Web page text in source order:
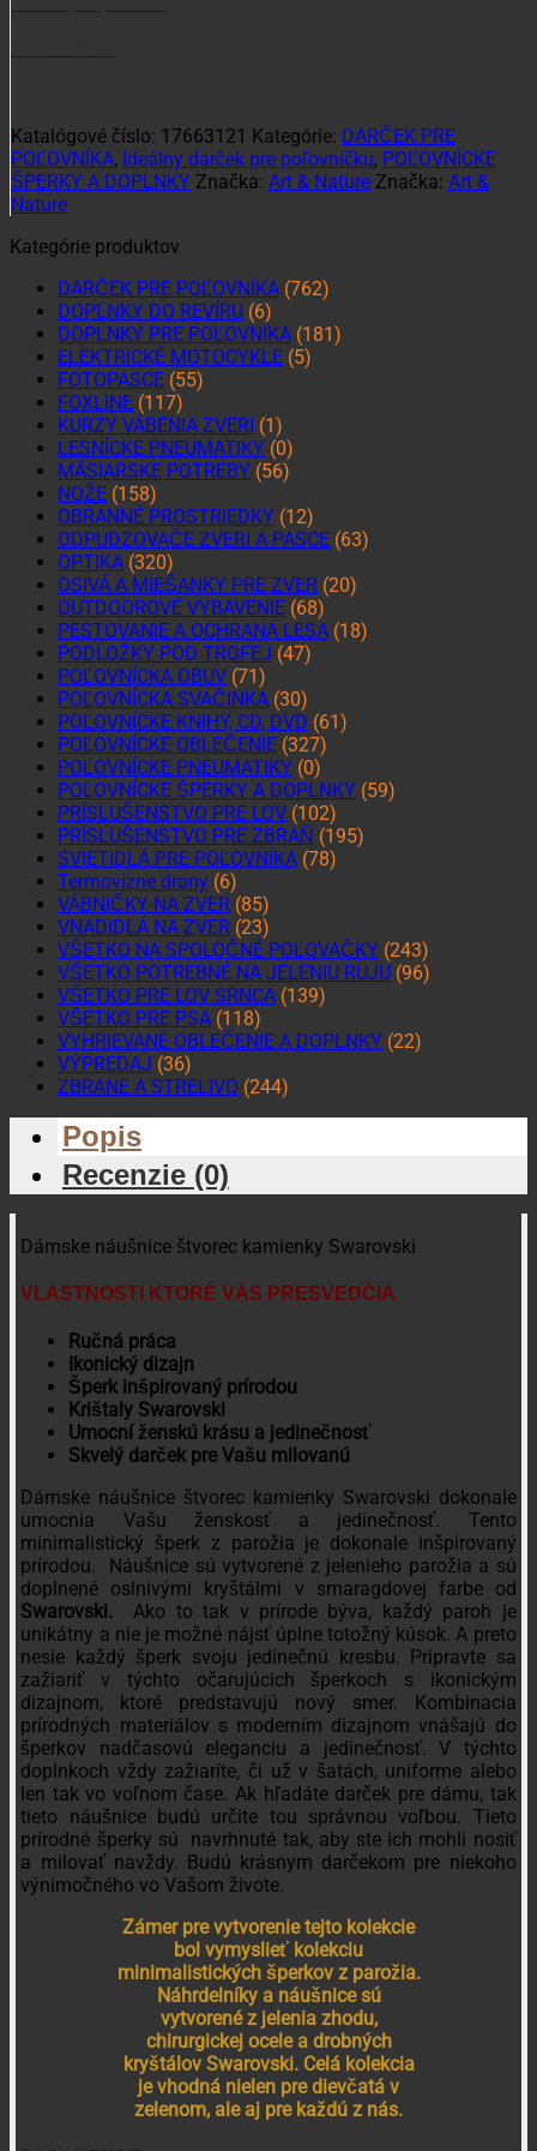
Katalógové číslo: 17663121 Kategórie: DARČEK PRE
POĽOVNÍKA, Ideálny darček pre poľovníčku, POĽOVNÍCKE
ŠPERKY A DOPLNKY Značka: Art & Nature Značka: Art &
Nature
Kategórie produktov
DARČEK PRE POĽOVNÍKA (762)
DOPLNKY DO REVÍRU (6)
DOPLNKY PRE POĽOVNÍKA (181)
ELEKTRICKÉ MOTOCYKLE (5)
FOTOPASCE (55)
FOXLINE (117)
KURZY VÁBENIA ZVERI (1)
LESNÍCKE PNEUMATIKY (0)
MÄSIARSKE POTREBY (56)
NOŽE (158)
OBRANNÉ PROSTRIEDKY (12)
ODPUDZOVAČE ZVERI A PASCE (63)
OPTIKA (320)
OSIVÁ A MIEŠANKY PRE ZVER (20)
OUTDOOROVÉ VYBAVENIE (68)
PESTOVANIE A OCHRANA LESA (18)
PODLOŽKY POD TROFEJ (47)
POĽOVNÍCKA OBUV (71)
POĽOVNÍCKA SVAČINKA (30)
POĽOVNÍCKE KNIHY, CD, DVD (61)
POĽOVNÍCKE OBLEČENIE (327)
POĽOVNÍCKE PNEUMATIKY (0)
POĽOVNÍCKE ŠPERKY A DOPLNKY (59)
PRÍSLUŠENSTVO PRE LOV (102)
PRÍSLUŠENSTVO PRE ZBRAŇ (195)
SVIETIDLÁ PRE POĽOVNÍKA (78)
Termovízne drony (6)
VÁBNIČKY NA ZVER (85)
VNADIDLÁ NA ZVER (23)
VŠETKO NA SPOLOČNÉ POĽOVAČKY (243)
VŠETKO POTREBNÉ NA JELENIU RUJU (96)
VŠETKO PRE LOV SRNCA (139)
VŠETKO PRE PSA (118)
VYHRIEVANÉ OBLEČENIE A DOPLNKY (22)
VÝPREDAJ (36)
ZBRANE A STRELIVO (244)
Popis
Recenzie (0)
Dámske náušnice štvorec kamienky Swarovski
VLASTNOSTI KTORÉ VÁS PRESVEDČIA
Ručná práca
Ikonický dizajn
Šperk inšpirovaný prírodou
Krištaly Swarovski
Umocní ženskú krásu a jedinečnosť
Skvelý darček pre Vašu milovanú
Dámske náušnice štvorec kamienky Swarovski dokonale
umocnia Vašu ženskosť a jedinečnosť. Tento
minimalistický šperk z parožia je dokonale inšpirovaný
prírodou. Náušnice sú vytvorené z jelenieho parožia a sú
doplnené oslnivými kryštálmi v smaragdovej farbe od
Swarovski.Ako to tak v prírode býva, každý paroh je
unikátny a nie je možné nájsť úplne totožný kúsok. A preto
nesie každý šperk svoju jedinečnú kresbu. Pripravte sa
zažiariť v týchto očarujúcich šperkoch s ikonickým
dizajnom, ktoré predstavujú nový smer. Kombinacia
prírodných materiálov s moderním dizajnom vnášajú do
šperkov nadčasovú eleganciu a jedinečnosť. V týchto
doplnkoch vždy zažiaríte, či už v šatách, uniforme alebo
len tak vo voľnom čase. Ak hľadáte darček pre dámu, tak
tieto náušnice budú určite tou správnou voľbou. Tieto
prírodné šperky sú navrhnuté tak, aby ste ich mohli nosiť
a milovať navždy. Budú krásnym darčekom pre niekoho
výnimočného vo Vašom živote.
Zámer pre vytvorenie tejto kolekcie
bol vymyslieť kolekciu
minimalistických šperkov z parožia.
Náhrdelníky a náušnice sú
vytvorené z jelenia zhodu,
chirurgickej ocele a drobných
kryštálov Swarovski. Celá kolekcia
je vhodná nielen pre dievčatá v
zelenom, ale aj pre každú z nás.